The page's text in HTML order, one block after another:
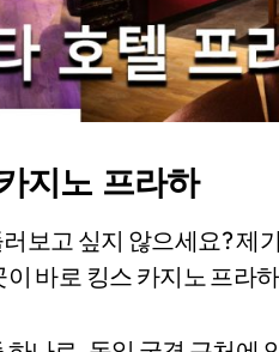
지노 프라하
보고 싶지 않으세요? 제
바로 킹스 카지노 프라